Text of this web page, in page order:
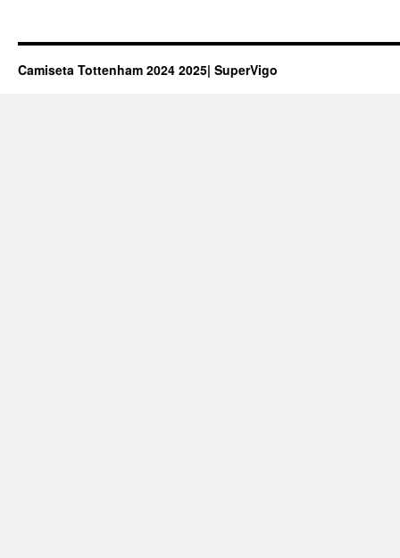
Camiseta Tottenham 2024 2025| SuperVigo